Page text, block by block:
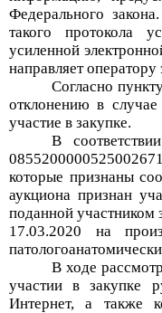
Федерального
такого протокола
усиленной
направляет
Согласно
отклонению в сл
участие в закупке.
В
которые признаны
аукциона признан
поданной участником
17.03.2020 на
В ходе
участии в закупке
Интернет, а также